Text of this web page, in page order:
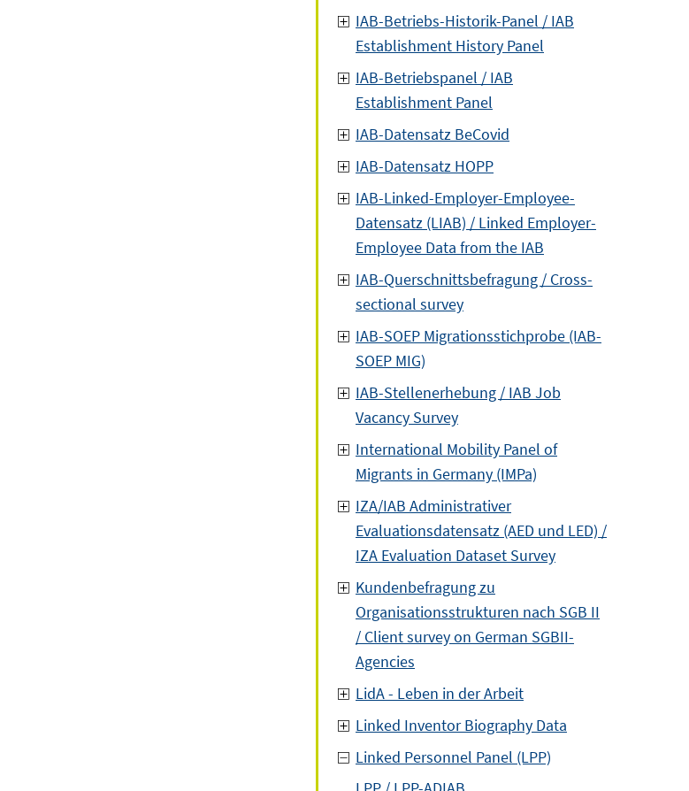
IAB-Betriebs-Historik-Panel / IAB
Establishment History Panel
IAB-Betriebspanel / IAB
Establishment Panel
IAB-Datensatz BeCovid
IAB-Datensatz HOPP
IAB-Linked-Employer-Employee-
Datensatz (LIAB) / Linked Employer-
Employee Data from the IAB
IAB-Querschnittsbefragung / Cross-
sectional survey
IAB-SOEP Migrationsstichprobe (IAB-
SOEP MIG)
IAB-Stellenerhebung / IAB Job
Vacancy Survey
International Mobility Panel of
Migrants in Germany (IMPa)
IZA/IAB Administrativer
Evaluationsdatensatz (AED und LED) /
IZA Evaluation Dataset Survey
Kundenbefragung zu
Organisationsstrukturen nach SGB II
/ Client survey on German SGBII-
Agencies
LidA - Leben in der Arbeit
Linked Inventor Biography Data
Linked Personnel Panel (LPP)